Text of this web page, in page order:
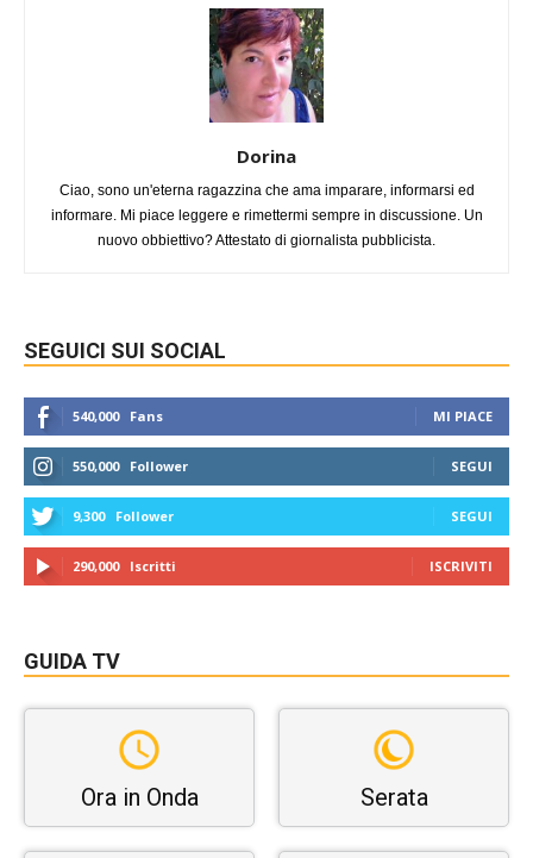
Dorina
Ciao, sono un'eterna ragazzina che ama imparare, informarsi ed
informare. Mi piace leggere e rimettermi sempre in discussione. Un
nuovo obbiettivo? Attestato di giornalista pubblicista.
SEGUICI SUI SOCIAL
540,000 Fans MI PIACE
550,000 Follower SEGUI
9,300 Follower SEGUI
290,000 Iscritti ISCRIVITI
GUIDA TV
Ora in Onda Serata